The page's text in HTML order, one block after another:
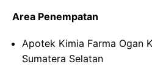
Area Penempatan
Apotek Kimia Farma Ogan
Sumatera Selatan